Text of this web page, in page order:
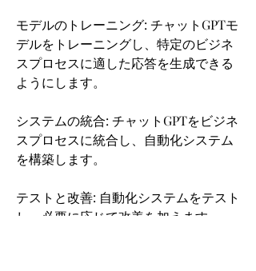
モデルのトレーニング: チャットGPTモ
デルをトレーニングし、特定のビジネ
スプロセスに適した応答を生成できる
ようにします。
システムの統合: チャットGPTをビジネ
スプロセスに統合し、自動化システム
を構築します。
テストと改善: 自動化システムをテスト
し、必要に応じて改善を加えます。